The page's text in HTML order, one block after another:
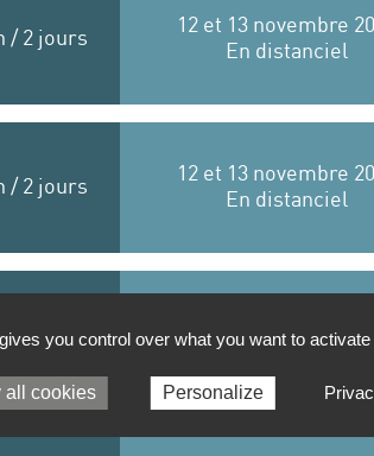
/ 2 jours
12 et 13 novembre
En distanciel
/ 2 jours
12 et 13 novembre
En distanciel
/ 2 jours
En distanciel
you control over what you want to activate
all cookies Personalize